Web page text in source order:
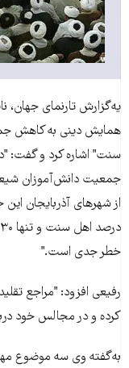
همايش دینی به کاهش
سنت" اشاره کرد و گفت:
جمعيت دانش‌آموزان
خطر جدی است."
رفيعی افزود: "مراجع
کرده و در مجالس خود
به‌گفته وی سه موضوع